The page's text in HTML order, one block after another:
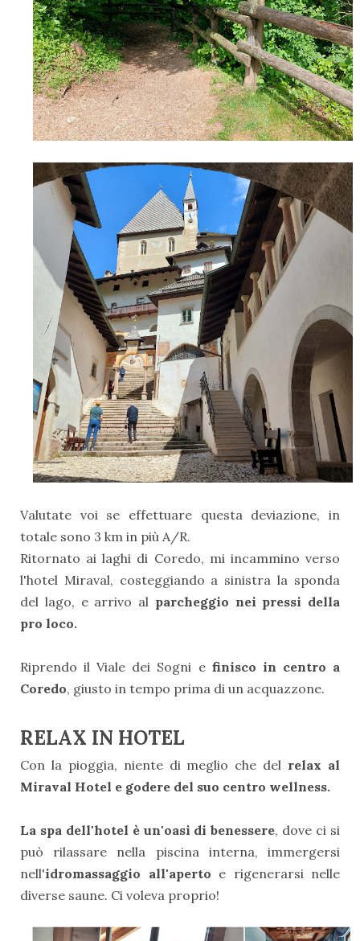
Valutate voi se effettuare questa deviazione, in
totale sono 3 km in più A/R.
Ritornato ai laghi di Coredo, mi incammino verso
l'hotel Miraval, costeggiando a sinistra la sponda
del lago, e arrivo al parcheggio nei pressi della
pro loco.
Riprendo il Viale dei Sogni e finisco in centro a
Coredo, giusto in tempo prima di un acquazzone.
RELAX IN HOTEL
Con la pioggia, niente di meglio che del relax al
Miraval Hotel e godere del suo centro wellness.
La spa dell'hotel è un'oasi di benessere, dove ci si
può rilassare nella piscina interna, immergersi
nell'idromassaggio all'aperto e rigenerarsi nelle
diverse saune. Ci voleva proprio!